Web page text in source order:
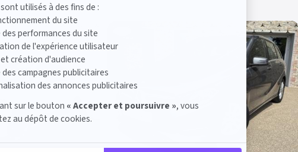
utilisés à des fins de :
du site
des performances du site
de l'expérience utilisateur
création d'audience
des campagnes publicitaires
des annonces publicitaires
sur le bouton « Accepter et poursuivre », vous
au dépôt de cookies.